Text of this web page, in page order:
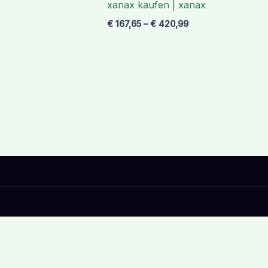
xanax kaufen | xanax
€167,65 –€420,99
€ 420,99